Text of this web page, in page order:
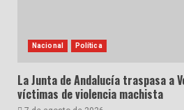
Nacional Política
La Junta de Andalucía traspasa a
víctimas de violencia machista